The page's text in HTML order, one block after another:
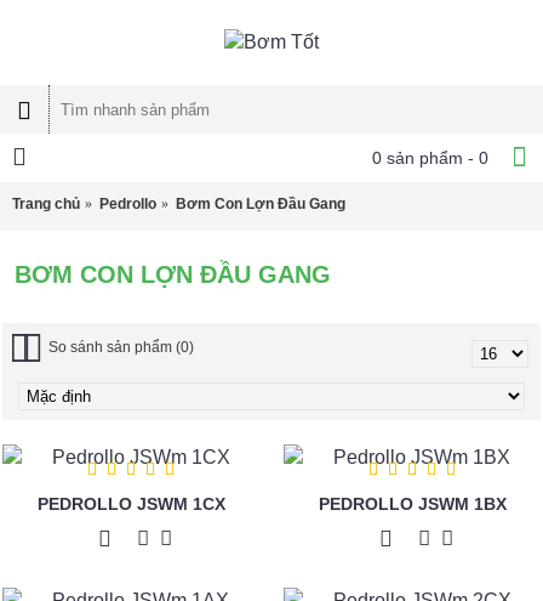
0 sản phẩm - 0
Trang chủ Pedrollo Bơm Con Lợn Đầu Gang
BƠM CON LỢN ĐẦU GANG
So sánh sản phẩm (0)
PEDROLLO JSWM 1CX PEDROLLO JSWM 1BX